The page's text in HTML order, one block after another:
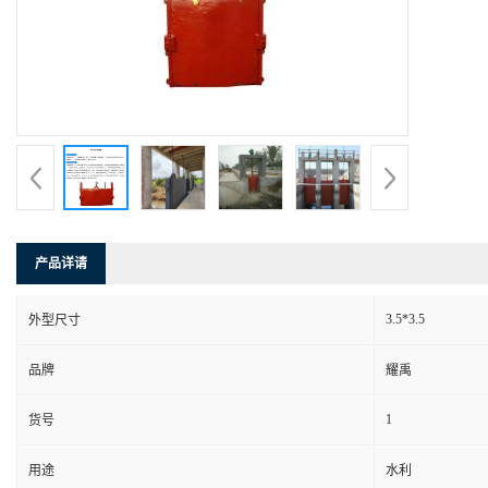
产品详请
外型尺寸 3.5*3.5
品牌 耀禹
货号 1
用途 水利